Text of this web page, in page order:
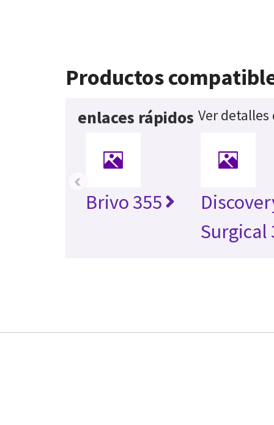
Productos
enlaces rápidos Ver
Brivo 355
Surgical
‹